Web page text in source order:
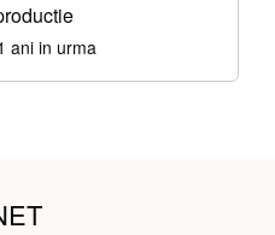
ani in urma